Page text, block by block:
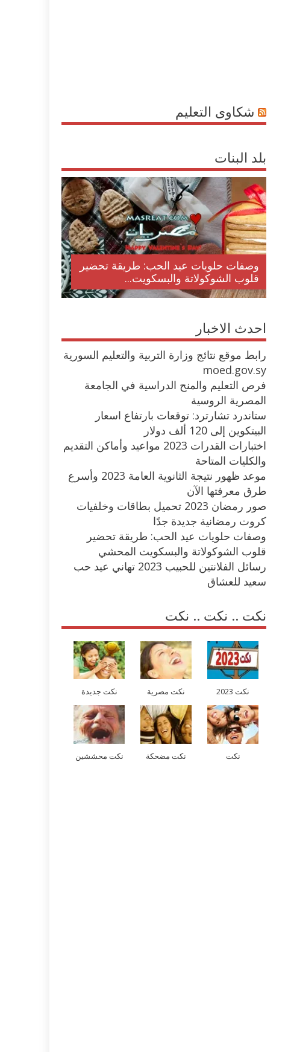
شكاوى التعليم
بلد البنات
وصفات حلويات عيد الحب: طريقة تحضير
قلوب الشوكولاتة والبسكويت...
احدث الاخبار
رابط موقع نتائج وزارة التربية والتعليم السورية
moed.gov.sy
فرص التعليم والمنح الدراسية في الجامعة
المصرية الروسية
ستاندرد تشارترد: توقعات بارتفاع اسعار
البيتكوين إلى 120 ألف دولار
اختبارات القدرات 2023 مواعيد وأماكن التقديم
والكليات المتاحة
موعد ظهور نتيجة الثانوية العامة 2023 وأسرع
طرق معرفتها الآن
صور رمضان 2023 تحميل بطاقات وخلفيات
كروت رمضانية جديدة جدًا
وصفات حلويات عيد الحب: طريقة تحضير
قلوب الشوكولاتة والبسكويت المحشي
رسائل الفلانتين للحبيب 2023 تهاني عيد حب
سعيد للعشاق
نكت .. نكت .. نكت
نكت 2023 نكت مصرية نكت جديدة
نكت نكت مضحكة نكت محششين